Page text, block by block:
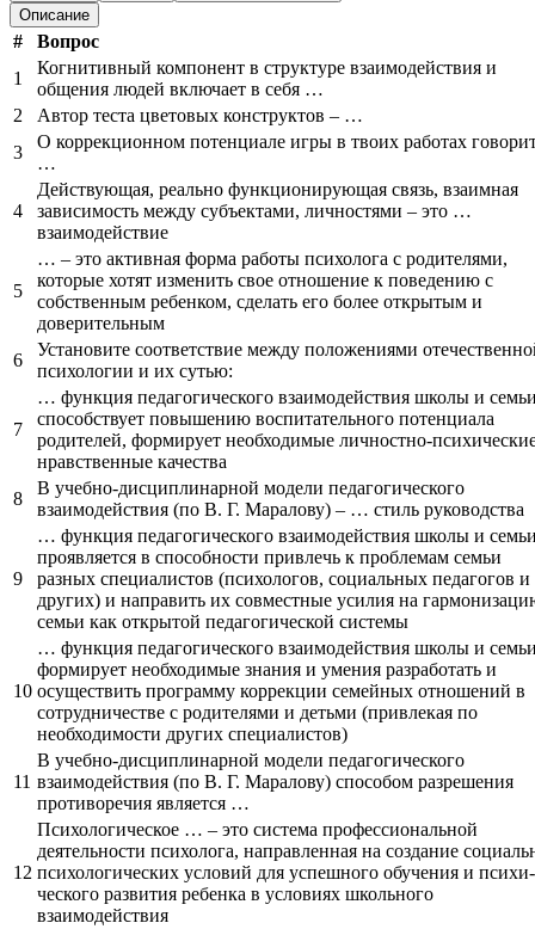
Описание
#
Вопрос
1
Когнитивный компонент в структуре взаимодействия и
общения людей включает в себя …
2
Автор теста цветовых конструктов – …
3
О коррекционном потенциале игры в твоих работах
…
4
Действующая, реально функционирующая связь, взаимная
зависимость между субъектами, личностями – это …
взаимодействие
5
… – это активная форма работы психолога с родителями,
которые хотят изменить свое отношение к поведению с
собственным ребенком, сделать его более открытым и
доверительным
6
Установите соответствие между положениями
психологии и их сутью:
7
… функция педагогического взаимодействия школы и
способствует повышению воспитательного потенциала
родителей, формирует необходимые личностно-
нравственные качества
8
В учебно-дисциплинарной модели педагогического
взаимодействия (по В. Г. Маралову) – … стиль руководства
9
… функция педагогического взаимодействия школы и
проявляется в способности привлечь к проблемам семьи
разных специалистов (психологов, социальных педагогов и
других) и направить их совместные усилия на
семьи как открытой педагогической системы
10
… функция педагогического взаимодействия школы и
формирует необходимые знания и умения разработать и
осуществить программу коррекции семейных отношений в
сотрудничестве с родителями и детьми (привлекая по
необходимости других специалистов)
11
В учебно-дисциплинарной модели педагогического
взаимодействия (по В. Г. Маралову) способом разрешения
противоречия является …
12
Психологическое … – это система профессиональной
деятельности психолога, направленная на создание
психологических условий для успешного обучения и психи­
ческого развития ребенка в условиях школьного
взаимодействия